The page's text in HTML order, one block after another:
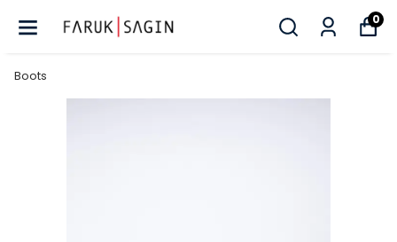
0
Boots